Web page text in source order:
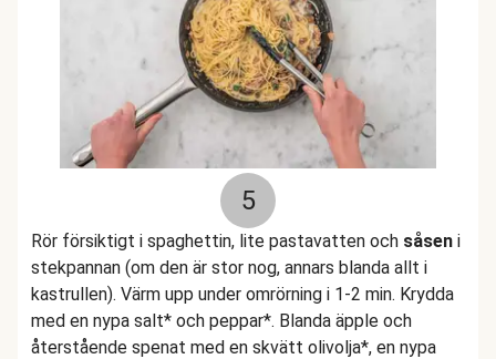
5
Rör försiktigt i spaghettin, lite pastavatten och såsen i
stekpannan (om den är stor nog, annars blanda allt i
kastrullen). Värm upp under omrörning i 1-2 min. Krydda
med en nypa salt* och peppar*. Blanda äpple och
återstående spenat med en skvätt olivolja*, en nypa